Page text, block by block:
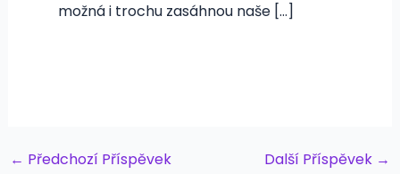
možná i trochu zasáhnou naše […]
Post
← Předchozí Příspěvek Další Příspěvek →